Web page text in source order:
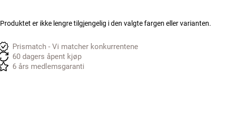
Produktet er ikke lengre tilgjengelig i den valgte fargen eller varianten.
Prismatch - Vi matcher konkurrentene
60 dagers åpent kjøp
6 års medlemsgaranti